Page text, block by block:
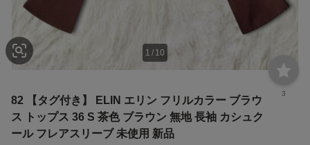
1 / 10
3
82 【タグ付き】 ELIN エリン フリルカラー ブラウ
ス トップス 36 S 茶色 ブラウン 無地 長袖 カシュク
ール フレアスリーブ 未使用 新品